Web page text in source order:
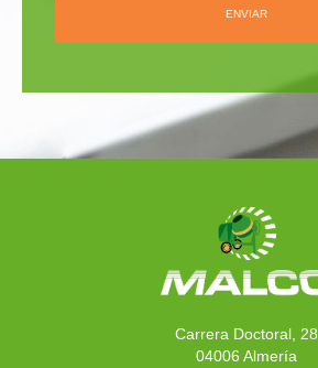
ENVIAR
Carrera Doctoral, 28
04006 Almería